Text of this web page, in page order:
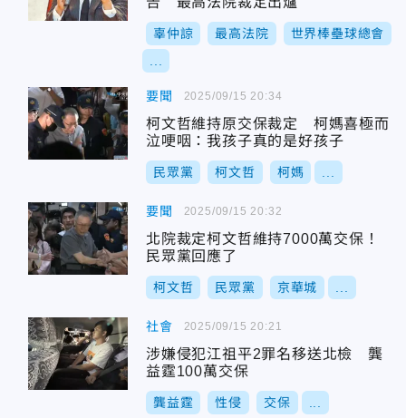
辜仲諒 最高法院 世界棒壘球總會
要聞
柯文哲維持原交保裁定 柯媽喜極而
泣哽咽：我孩子真的是好孩子
民眾黨 柯文哲 柯媽
2025/09/15 20:34
要聞
北院裁定柯文哲維持7000萬交保！
民眾黨回應了
柯文哲 民眾黨 京華城
2025/09/15 20:32
社會
涉嫌侵犯江祖平2罪名移送北檢 龔
益霆100萬交保
龔益霆 性侵 交保
2025/09/15 20:21